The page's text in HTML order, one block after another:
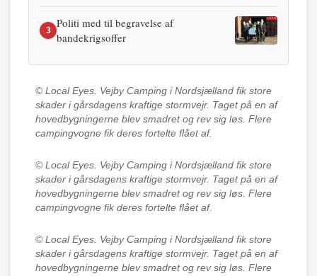
3
Politi med til begravelse af
bandekrigsoffer
© Local Eyes. Vejby Camping i Nordsjælland fik store
skader i gårsdagens kraftige stormvejr. Taget på en af
hovedbygningerne blev smadret og rev sig løs. Flere
campingvogne fik deres fortelte flået af.
© Local Eyes. Vejby Camping i Nordsjælland fik store
skader i gårsdagens kraftige stormvejr. Taget på en af
hovedbygningerne blev smadret og rev sig løs. Flere
campingvogne fik deres fortelte flået af.
© Local Eyes. Vejby Camping i Nordsjælland fik store
skader i gårsdagens kraftige stormvejr. Taget på en af
hovedbygningerne blev smadret og rev sig løs. Flere